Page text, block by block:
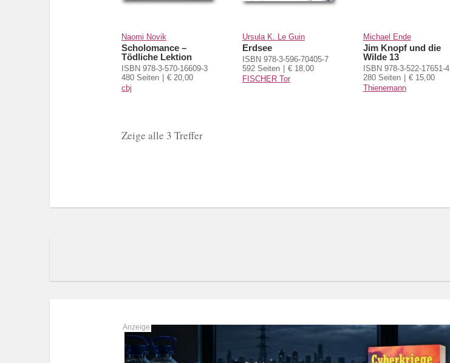
Naomi Novik
Scholomance –
Tödliche Lektion
ISBN 978-3-570-16609-3
480 Seiten
€ 20,00
cbj
Ursula K. Le Guin
Erdsee
ISBN 978-3-596-70405-7
592 Seiten
€ 18,00
FISCHER Tor
Michael Ende
Jim Knopf und die
Wilde 13
ISBN 978-3-522-17651-4
280 Seiten
€ 15,00
Thienemann
Zeige alle 3 Treffer